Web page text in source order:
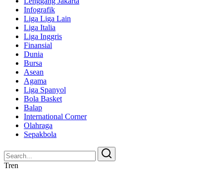
Infografik
Liga Liga Lain
Liga Italia
Liga Inggris
Finansial
Dunia
Bursa
Asean
Agama
Liga Spanyol
Bola Basket
Balap
International Corner
Olahraga
Sepakbola
Search
for:
Search
Tren